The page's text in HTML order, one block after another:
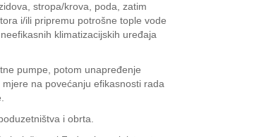
stropa/krova, poda, zatim
i/ili pripremu potrošne tople vode
klimatizacijskih uređaja
pumpe, potom unapređenje
na povećanju efikasnosti rada
i obrta.